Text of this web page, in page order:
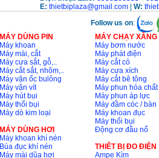
E: thietbiplaza@gmail.com W:
Follow us on:
MÁY DÙNG PIN
Máy khoan
Máy mài, cắt
Máy cưa sắt, gỗ,..
Máy cắt sắt, nhôm,..
Máy vặn ốc bulông
Máy vặn vít
Máy hút bụi
Máy thổi bụi
Máy dò kim loại
MÁY DÙNG HƠI
Máy khoan khí nén
Búa đục khí nén
Máy mài dũa hơi
MÁY CHẠY
Máy bơm nước
Máy phát điện
Máy cắt cỏ
Máy cưa xích
Máy cắt bê tông
Máy phun hóa chất
Máy phun áp lực
Máy đầm cóc / bàn
Máy khoan đục
Máy thổi bụi
Động cơ đầu nổ
THIÊT BỊ ĐO ĐIỆN
Ampe Kìm